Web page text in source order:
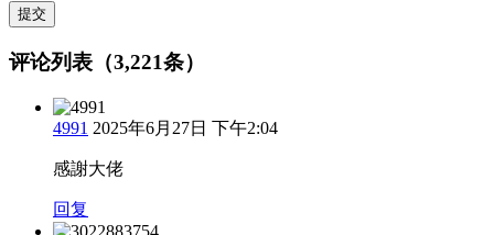
提交
评论列表（3,221条）
4991 2025年6月27日 下午2:04
感謝大佬
回复